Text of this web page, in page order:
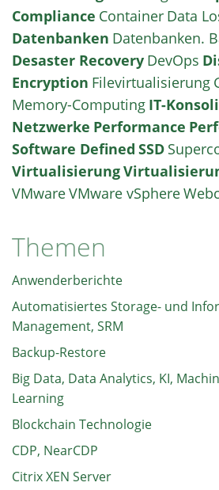
Compliance Container Data
Datenbanken Datenbanken.
Desaster Recovery DevOps
Encryption Filevirtualisierung
Memory-Computing IT-
Netzwerke Performance
Software Defined SSD
Virtualisierung
VMwareVMware vSphere
Themen
Anwenderberichte
Automatisiertes Storage- und
Management, SRM
Backup-Restore
Big Data, Data Analytics, KI,
Learning
Blockchain Technologie
CDP, NearCDP
Citrix XEN Server